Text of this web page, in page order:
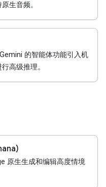
生音频。
的智能体功能引入机
高级推理。
原生生成和编辑高度情境